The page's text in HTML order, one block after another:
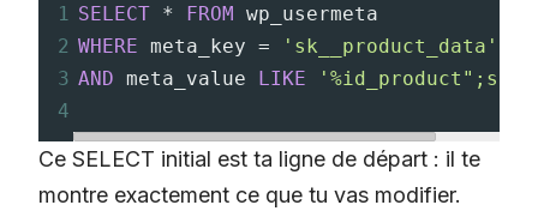
1
SELECT * FROM wp_usermeta
2 WHERE meta_key =
'sk__product_data'
3 AND meta_value LIKE
4
Ce SELECT initial est ta ligne de départ : il te
montre exactement ce que tu vas modifier.